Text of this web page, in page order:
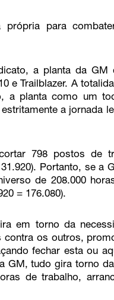
própria para
a planta da
e Trailblazer. A
a planta como um
a jornada
798 postos de
Portanto, se a
de 208.000
= 176.080).
em torno da
contra os outros,
fechar esta ou
GM, tudo gira torno
de trabalho,